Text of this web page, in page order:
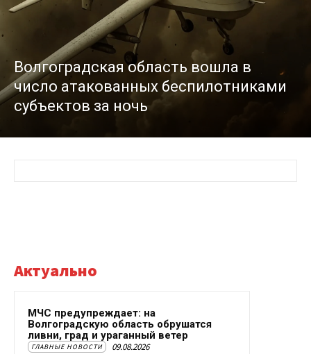
Волгоградская область вошла в
число атакованных беспилотниками
субъектов за ночь
Актуально
МЧС предупреждает: на
Волгоградскую область обрушатся
ливни, град и ураганный ветер
ГЛАВНЫЕ НОВОСТИ 09.08.2026